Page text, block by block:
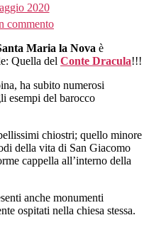
2020
commento
La
chiesa
di
Maria
la
il
Conte
Dracula
Maria la Nova è
Quella del Conte Dracula!!!
ha subito numerosi
esempi del barocco
chiostri; quello minore
della vita di San Giacomo
cappella all’interno della
anche monumenti
ospitati nella chiesa stessa.